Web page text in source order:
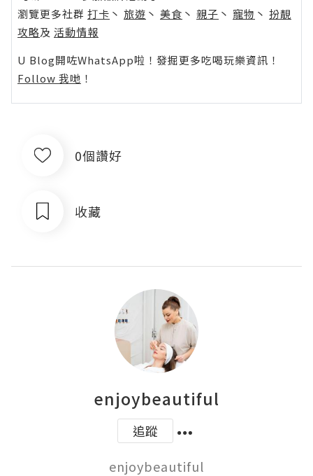
瀏覽更多社群 打卡 丶 旅遊 丶 美食 丶 親子 丶 寵物 丶 扮靚
攻略及 活動情報
U Blog開咗WhatsApp啦！發掘更多吃喝玩樂資訊！
Follow 我哋 ！
0個讚好
收藏
enjoybeautiful
追蹤
enjoybeautiful